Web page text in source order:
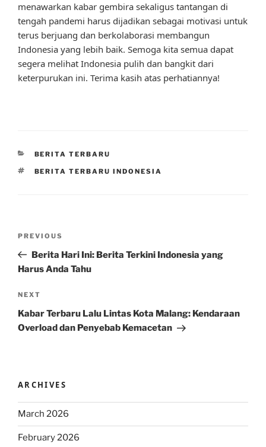
menawarkan kabar gembira sekaligus tantangan di
tengah pandemi harus dijadikan sebagai motivasi untuk
terus berjuang dan berkolaborasi membangun
Indonesia yang lebih baik. Semoga kita semua dapat
segera melihat Indonesia pulih dan bangkit dari
keterpurukan ini. Terima kasih atas perhatiannya!
CATEGORIES
BERITA TERBARU
TAGS
BERITA TERBARU INDONESIA
Previous
Post
PREVIOUS
Berita Hari Ini: Berita Terkini Indonesia yang
Harus Anda Tahu
Next
Post
NEXT
Kabar Terbaru Lalu Lintas Kota Malang: Kendaraan
Overload dan Penyebab Kemacetan
ARCHIVES
March 2026
February 2026